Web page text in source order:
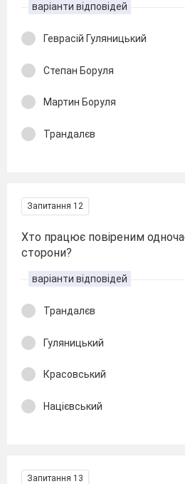
варіанти відповідей
Геврасій Гуляницький
Степан Боруля
Мартин Боруля
Трандалєв
Запитання 12
Хто працює повіреним
сторони?
варіанти відповідей
Трандалєв
Гуляницький
Красовський
Націєвський
Запитання 13